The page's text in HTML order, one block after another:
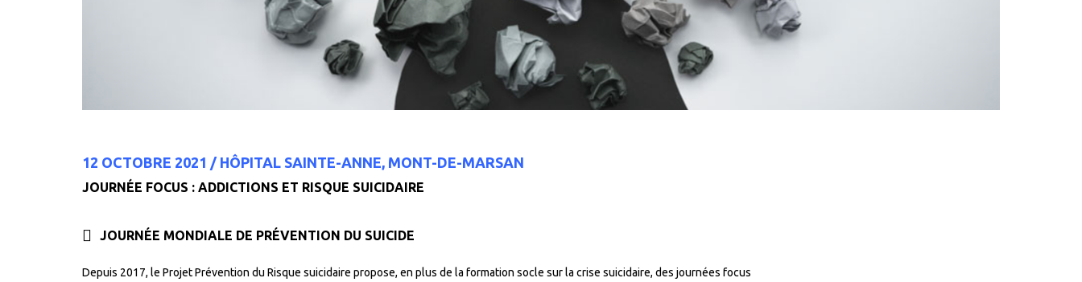
12 OCTOBRE 2021 / HÔPITAL SAINTE-ANNE, MONT-DE-MARSAN
JOURNÉE FOCUS : ADDICTIONS ET RISQUE SUICIDAIRE
JOURNÉE MONDIALE DE PRÉVENTION DU SUICIDE
Depuis 2017, le Projet Prévention du Risque suicidaire propose, en plus de la formation socle sur la crise suicidaire, des journées focus